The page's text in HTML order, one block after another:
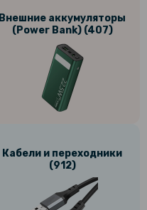
Внешние аккумуляторы
(Power Bank) (407)
Кабели и переходники
(912)